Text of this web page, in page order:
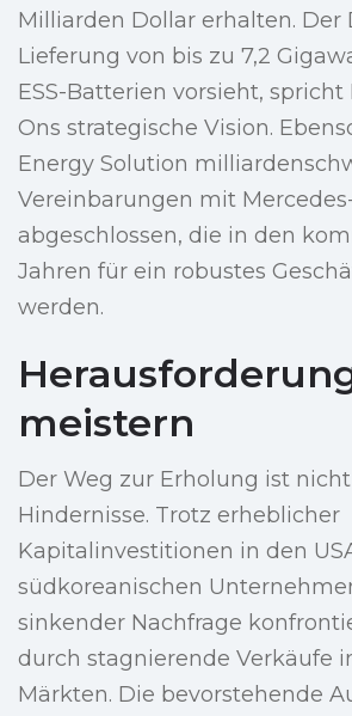
Milliarden Dollar erhalten. Der
Lieferung von bis zu 7,2
ESS-Batterien vorsieht, spricht
Ons strategische Vision.
Energy Solution
Vereinbarungen mit
abgeschlossen, die in den
Jahren für ein robustes
werden.
meistern
Der Weg zur Erholung ist
Hindernisse. Trotz erheblicher
Kapitalinvestitionen in den
südkoreanischen
sinkender Nachfrage
durch stagnierende Verkäufe
Märkten. Die bevorstehende